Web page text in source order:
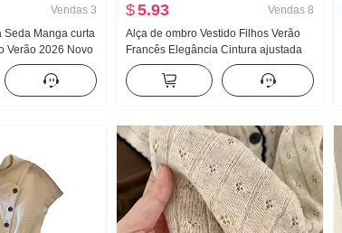
Vendas 3
Seda Manga curta
Verão 2026 Novo
Pegue O fundo do
Manga Top
$5.93 Vendas 8
Alça de ombro Vestido Filhos Verão
Francês Elegância Cintura ajustada
Efeito emagrecedor Saia regata Saia
curta